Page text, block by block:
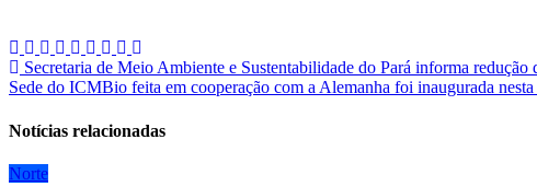
Navegação
de
Post
Secretaria de Meio Ambiente e Sustentabilidade do Pará informa redução
Sede do ICMBio feita em cooperação com a Alemanha foi inaugurada
Notícias relacionadas
Norte